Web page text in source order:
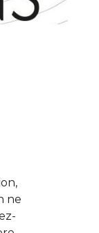
ne